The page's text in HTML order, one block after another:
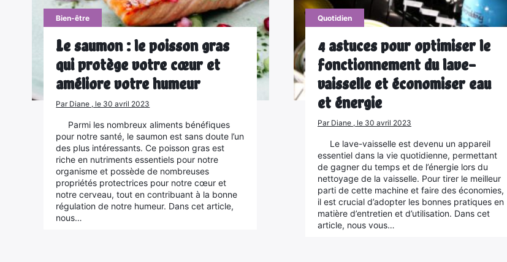
Bien-être
Le saumon : le poisson gras
qui protège votre cœur et
améliore votre humeur
Par Diane , le 30 avril 2023
Parmi les nombreux aliments bénéfiques
pour notre santé, le saumon est sans doute l’un
des plus intéressants. Ce poisson gras est
riche en nutriments essentiels pour notre
organisme et possède de nombreuses
propriétés protectrices pour notre cœur et
notre cerveau, tout en contribuant à la bonne
régulation de notre humeur. Dans cet article,
nous…
Quotidien
4 astuces pour optimiser le
fonctionnement du lave-
vaisselle et économiser eau
et énergie
Par Diane , le 30 avril 2023
Le lave-vaisselle est devenu un appareil
essentiel dans la vie quotidienne, permettant
de gagner du temps et de l’énergie lors du
nettoyage de la vaisselle. Pour tirer le meilleur
parti de cette machine et faire des économies,
il est crucial d’adopter les bonnes pratiques en
matière d’entretien et d’utilisation. Dans cet
article, nous vous…